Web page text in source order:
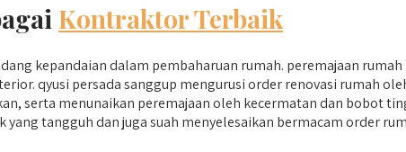
Kontraktor Terbaik
kepandaian dalam pembaharuan rumah. peremajaan
qyusi persada sanggup mengurusi order renovasi rumah
serta menunaikan peremajaan oleh kecermatan dan bobot
tangguh dan juga suah menyelesaikan bermacam order